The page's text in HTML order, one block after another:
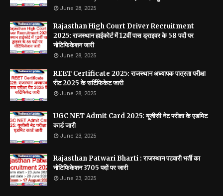
June 28, 2025
Rajasthan High Court Driver Recruitment
2025: राजस्थान हाईकोर्ट में 12वीं पास ड्राइवर के 58 पदों पर
नोटिफिकेशन जारी
June 28, 2025
REET Certificate 2025: राजस्थान अध्यापक पात्रता परीक्षा
रीट 2025 के सर्टिफिकेट जारी
June 28, 2025
UGC NET Admit Card 2025: यूजीसी नेट परीक्षा के एडमिट
कार्ड जारी
June 23, 2025
Rajasthan Patwari Bharti : राजस्थान पटवारी भर्ती का
नोटिफिकेशन 3705 पदों पर जारी
June 23, 2025